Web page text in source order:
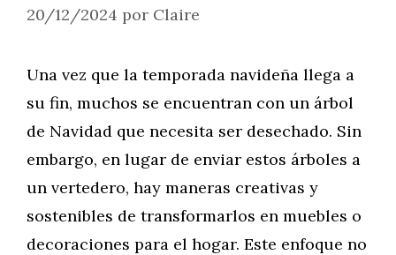
20/12/2024 por Claire
Una vez que la temporada navideña llega a
su fin, muchos se encuentran con un árbol
de Navidad que necesita ser desechado. Sin
embargo, en lugar de enviar estos árboles a
un vertedero, hay maneras creativas y
sostenibles de transformarlos en muebles o
decoraciones para el hogar. Este enfoque no